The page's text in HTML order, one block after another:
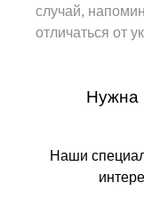
случай,
отличаться от
Нужна
Наши